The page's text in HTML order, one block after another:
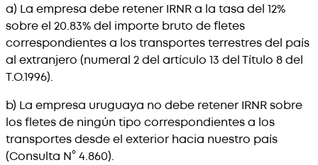
a) La empresa debe retener IRNR a la tasa del 12%
sobre el 20.83% del importe bruto de fletes
correspondientes a los transportes terrestres del país
al extranjero (numeral 2 del artículo 13 del Título 8 del
T.O.1996).
b) La empresa uruguaya no debe retener IRNR sobre
los fletes de ningún tipo correspondientes a los
transportes desde el exterior hacia nuestro país
(Consulta N° 4.860).